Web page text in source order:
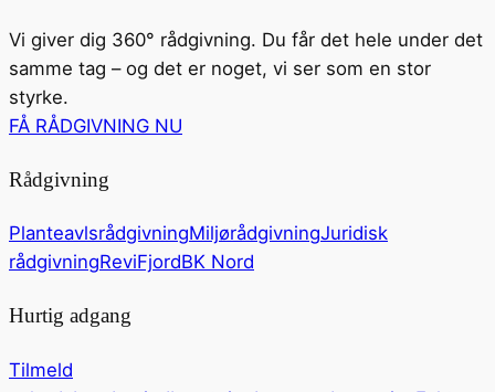
Vi giver dig 360° rådgivning. Du får det hele under det
samme tag – og det er noget, vi ser som en stor
styrke.
FÅ RÅDGIVNING NU
Rådgivning
PlanteavlsrådgivningMiljørådgivningJuridisk
rådgivningReviFjordBK Nord
Hurtig adgang
Tilmeld